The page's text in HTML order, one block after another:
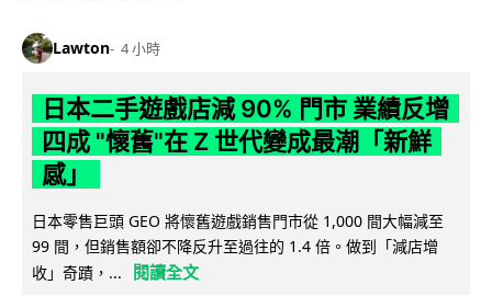
Lawton 4 小時
日本二手遊戲店減 90% 門市 業績反增
四成 "懷舊"在 Z 世代變成最潮「新鮮
感」
日本零售巨頭 GEO 將懷舊遊戲銷售門市從 1,000 間大幅減至
99 間，但銷售額卻不降反升至過往的 1.4 倍。做到「減店增
收」奇蹟，...
閱讀全文